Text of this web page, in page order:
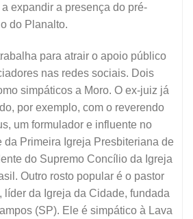
expandir a presença do pré-
do Planalto.
para atrair o apoio público
nas redes sociais. Dois
simpáticos a Moro. O ex-juiz já
por exemplo, com o reverendo
um formulador e influente no
da Primeira Igreja Presbiteriana de
do Supremo Concílio da Igreja
Outro rosto popular é o pastor
líder da Igreja da Cidade, fundada
(SP). Ele é simpático à Lava